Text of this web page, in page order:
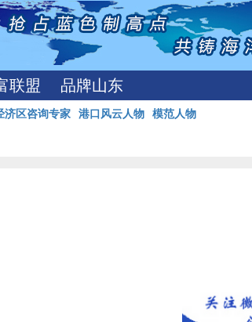
联盟 品牌山东
济区咨询专家 港口风云人物 模范人物